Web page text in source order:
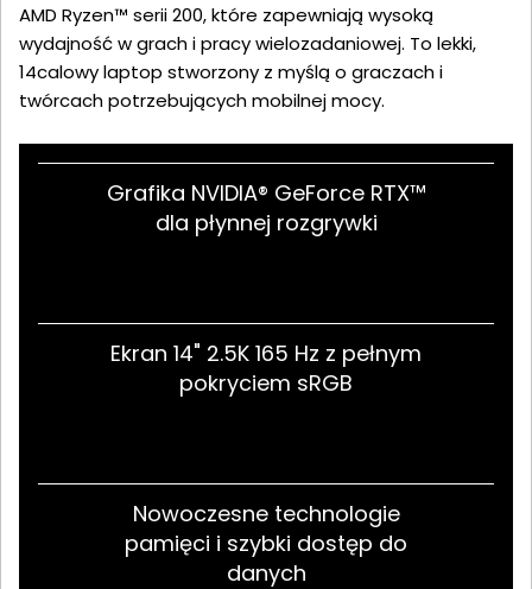
AMD Ryzen™ serii 200, które zapewniają wysoką
wydajność w grach i pracy wielozadaniowej. To lekki,
14calowy laptop stworzony z myślą o graczach i
twórcach potrzebujących mobilnej mocy.
Grafika NVIDIA® GeForce RTX™
dla płynnej rozgrywki
Ekran 14" 2.5K 165 Hz z pełnym
pokryciem sRGB
Nowoczesne technologie
pamięci i szybki dostęp do
danych